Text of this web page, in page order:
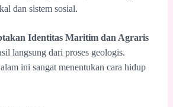
dan sistem sosial.
Identitas Maritim dan Agraris
langsung dari proses geologis.
ini sangat menentukan cara hidup